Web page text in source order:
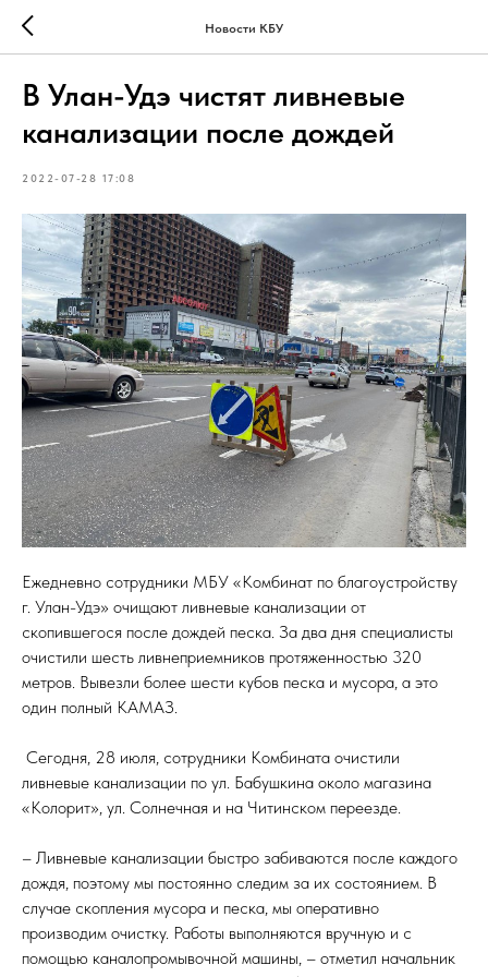
Новости КБУ
В Улан-Удэ чистят ливневые
канализации после дождей
2022-07-28 17:08
Ежедневно сотрудники МБУ «Комбинат по благоустройству
г. Улан-Удэ» очищают ливневые канализации от
скопившегося после дождей песка. За два дня специалисты
очистили шесть ливнеприемников протяженностью 320
метров. Вывезли более шести кубов песка и мусора, а это
один полный КАМАЗ.
Сегодня, 28 июля, сотрудники Комбината очистили
ливневые канализации по ул. Бабушкина около магазина
«Колорит», ул. Солнечная и на Читинском переезде.
– Ливневые канализации быстро забиваются после каждого
дождя, поэтому мы постоянно следим за их состоянием. В
случае скопления мусора и песка, мы оперативно
производим очистку. Работы выполняются вручную и с
помощью каналопромывочной машины, – отметил начальник